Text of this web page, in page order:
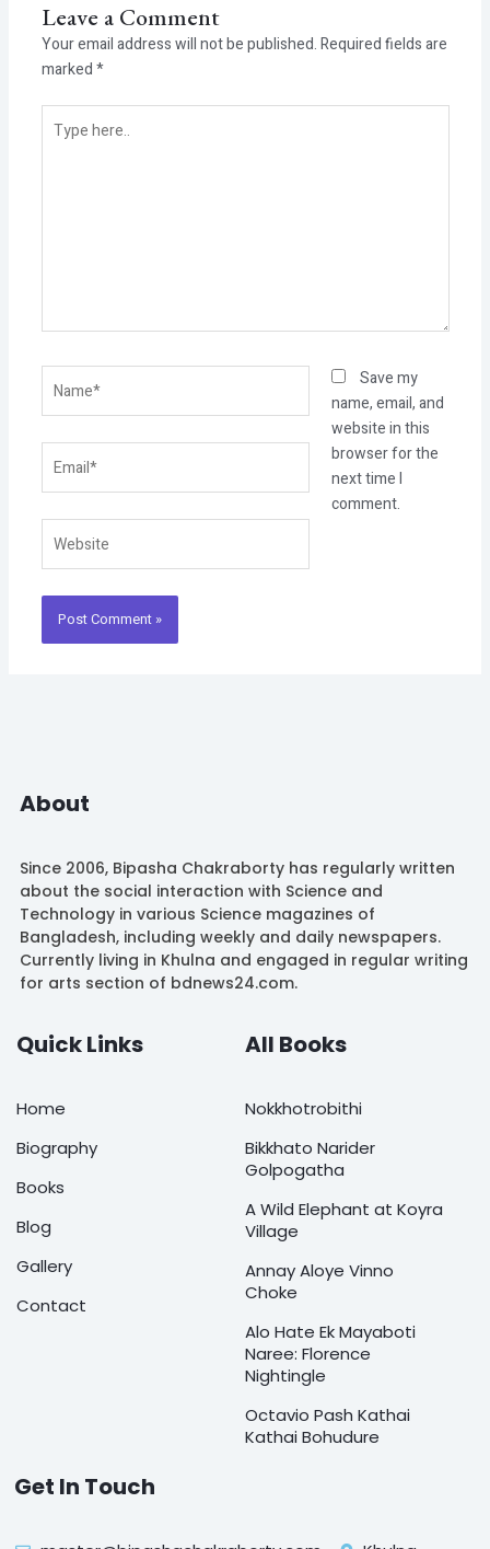
Leave a Comment
Your email address will not be published.Required fields are
marked*
here..
Save my
name, email, and
website in this
browser for the
next time I
comment.
About
Since 2006, Bipasha Chakraborty has regularly written
about the social interaction with Science and
Technology in various Science magazines of
Bangladesh, including weekly and daily newspapers.
Currently living in Khulna and engaged in regular writing
for arts section of bdnews24.com.
Quick Links
Home
Biography
Books
Blog
Gallery
Contact
All Books
Nokkhotrobithi
Bikkhato Narider
Golpogatha
A Wild Elephant at Koyra
Village
Annay Aloye Vinno
Choke
Alo Hate Ek Mayaboti
Naree: Florence
Nightingle
Octavio Pash Kathai
Kathai Bohudure
Get In Touch